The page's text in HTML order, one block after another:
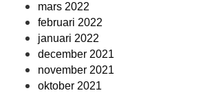
mars 2022
februari 2022
januari 2022
december 2021
november 2021
oktober 2021